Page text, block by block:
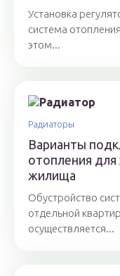
Установка
система
этом...
Радиаторы
Варианты
отопления
жилища
Обустройство
отдельной
осуществляется...